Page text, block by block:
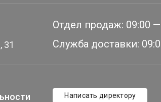
31
Отдел продаж: 09:00
Служба доставки:
Написать директору